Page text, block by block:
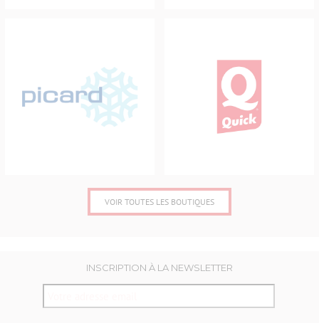
QUICK
VOIR TOUTES LES BOUTIQUES
INSCRIPTION À LA NEWSLETTER